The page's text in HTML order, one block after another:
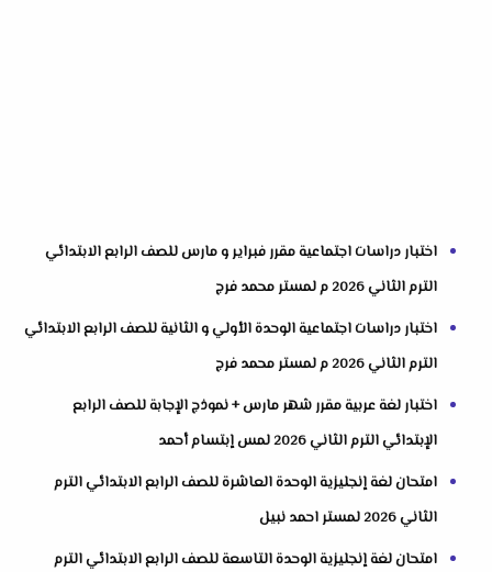
اختبار دراسات اجتماعية مقرر فبراير و مارس للصف الرابع الابتدائي
الترم الثاني 2026 م لمستر محمد فرج
اختبار دراسات اجتماعية الوحدة الأولي و الثانية للصف الرابع الابتدائي
الترم الثاني 2026 م لمستر محمد فرج
اختبار لغة عربية مقرر شهر مارس + نموذج الإجابة للصف الرابع
الإبتدائي الترم الثاني 2026 لمس إبتسام أحمد
امتحان لغة إنجليزية الوحدة العاشرة للصف الرابع الابتدائي الترم
الثاني 2026 لمستر احمد نبيل
امتحان لغة إنجليزية الوحدة التاسعة للصف الرابع الابتدائي الترم